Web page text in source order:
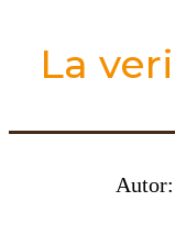
La
Autor: